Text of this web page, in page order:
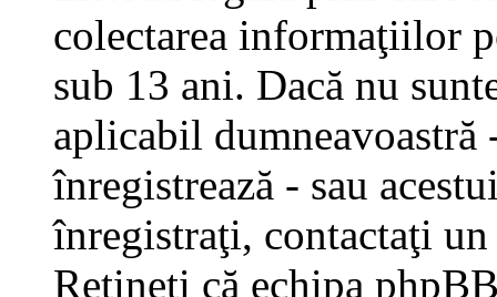
colectarea informaţiilor
sub 13 ani. Dacă nu
aplicabil dumneavoastră
înregistrează - sau
înregistraţi, contactaţi
Reţineţi că echipa